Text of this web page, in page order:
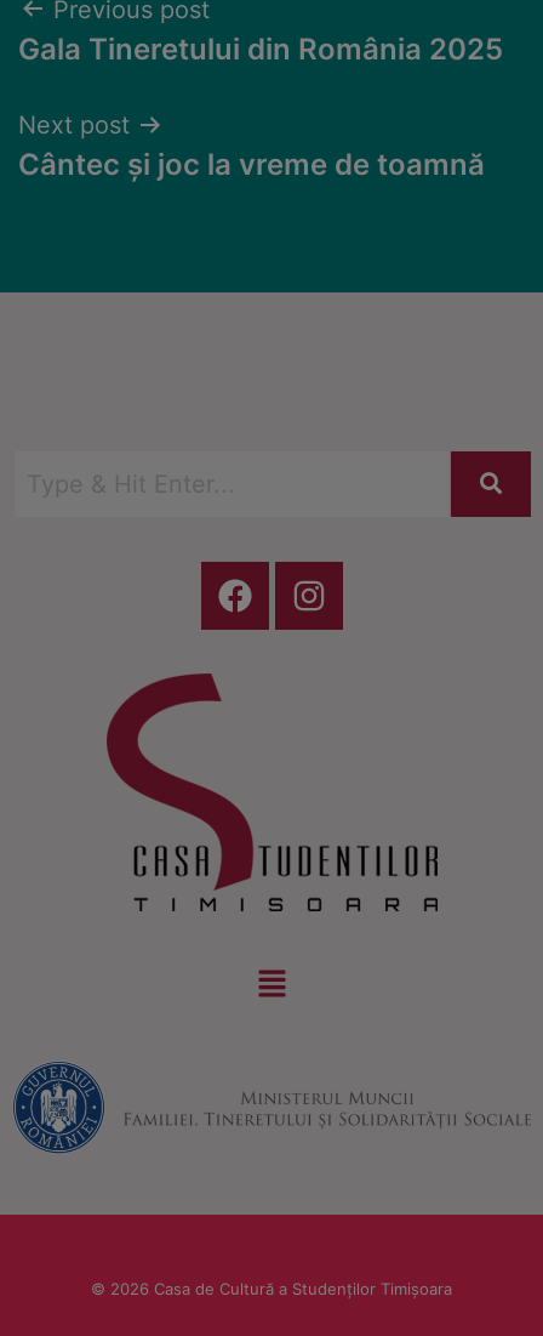
Previous post
Gala Tineretului din România 2025
Next post
Cântec și joc la vreme de toamnă
© 2026 Casa de Cultură a Studenților Timișoara